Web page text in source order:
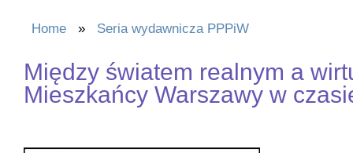
You are here
Home » Seria wydawnicza PPPiW
Między światem realnym a
Mieszkańcy Warszawy w